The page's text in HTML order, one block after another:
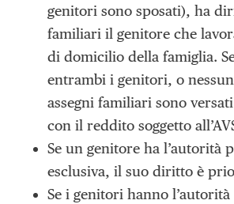
genitori sono sposati), ha
familiari il genitore che
di domicilio della famiglia.
entrambi i genitori, o
assegni familiari sono
con il reddito soggetto
Se un genitore ha l’autorità
esclusiva, il suo diritto è
Se i genitori hanno